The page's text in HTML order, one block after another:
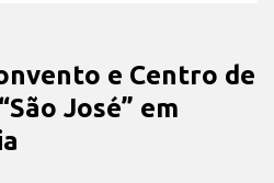
e Centro de
José” em